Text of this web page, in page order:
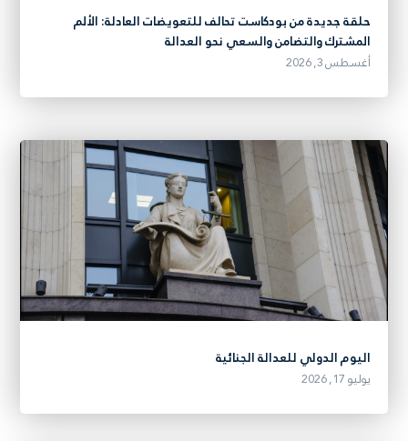
حلقة جديدة من بودكاست تحالف للتعويضات العادلة: الألم
المشترك والتضامن والسعي نحو العدالة
أغسطس 3, 2026
اليوم الدولي للعدالة الجنائية
يوليو 17, 2026